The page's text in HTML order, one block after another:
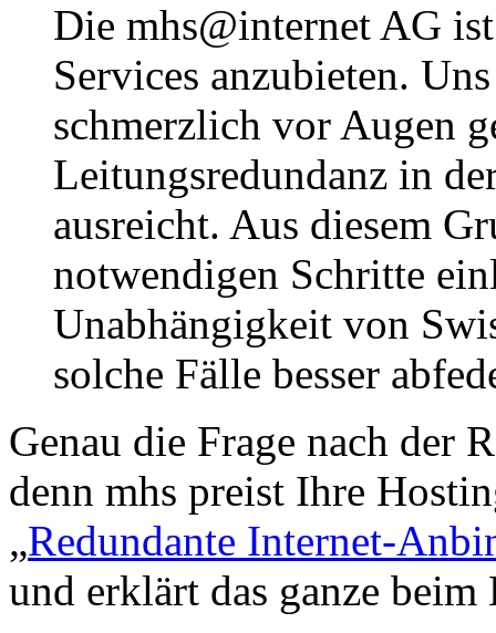
Die mhs@internet AG
Services anzubieten.
schmerzlich vor Augen
Leitungsredundanz in
ausreicht. Aus diesem
notwendigen Schritte
Unabhängigkeit von
solche Fälle besser
Genau die Frage nach der
denn mhs preist Ihre
„Redundante Internet-
und erklärt das ganze